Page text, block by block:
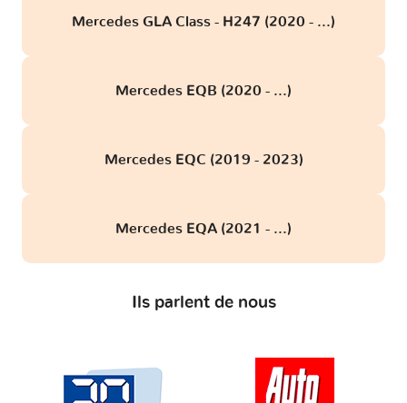
Mercedes GLA Class - H247 (2020 - ...)
Mercedes EQB (2020 - ...)
Mercedes EQC (2019 - 2023)
Mercedes EQA (2021 - ...)
Ils parlent de nous